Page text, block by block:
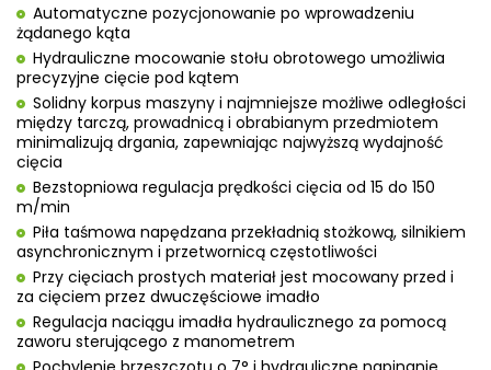
Automatyczne pozycjonowanie po wprowadzeniu
żądanego kąta
Hydrauliczne mocowanie stołu obrotowego umożliwia
precyzyjne cięcie pod kątem
Solidny korpus maszyny i najmniejsze możliwe odległości
między tarczą, prowadnicą i obrabianym przedmiotem
minimalizują drgania, zapewniając najwyższą wydajność
cięcia
Bezstopniowa regulacja prędkości cięcia od 15 do 150
m/min
Piła taśmowa napędzana przekładnią stożkową, silnikiem
asynchronicznym i przetwornicą częstotliwości
Przy cięciach prostych materiał jest mocowany przed i
za cięciem przez dwuczęściowe imadło
Regulacja naciągu imadła hydraulicznego za pomocą
zaworu sterującego z manometrem